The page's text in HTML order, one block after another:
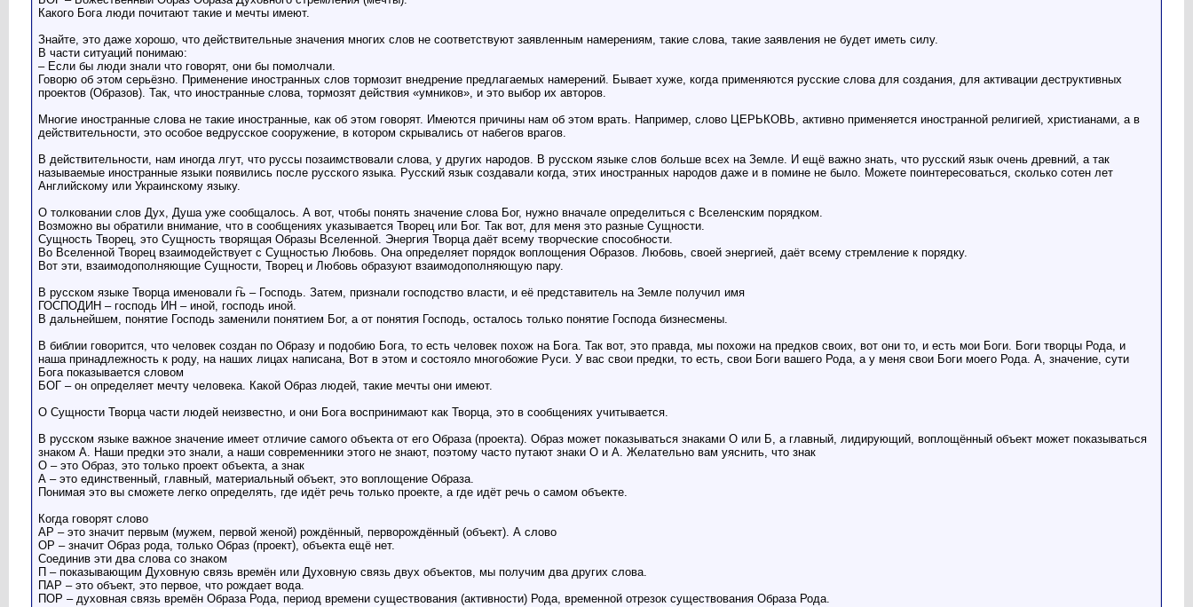
Какого Бога люди почитают такие и мечты имеют.
Знайте, это даже хорошо, что действительные значения многих слов не соответствуют заявленным намерениям, такие слова, такие заявления не будет иметь силу.
В части ситуаций понимаю:
– Если бы люди знали что говорят, они бы помолчали.
Говорю об этом серьёзно. Применение иностранных слов тормозит внедрение предлагаемых намерений. Бывает хуже, когда применяются русские слова для создания, для активации деструктивных
проектов (Образов). Так, что иностранные слова, тормозят действия «умников», и это выбор их авторов.
Многие иностранные слова не такие иностранные, как об этом говорят. Имеются причины нам об этом врать. Например, слово ЦЕРЬКОВЬ, активно применяется иностранной религией, христианами, а в
действительности, это особое ведрусское сооружение, в котором скрывались от набегов врагов.
В действительности, нам иногда лгут, что руссы позаимствовали слова, у других народов. В русском языке слов больше всех на Земле. И ещё важно знать, что русский язык очень древний, а так
называемые иностранные языки появились после русского языка. Русский язык создавали когда, этих иностранных народов даже и в помине не было. Можете поинтересоваться, сколько сотен лет
Английскому или Украинскому языку.
О толковании слов Дух, Душа уже сообщалось. А вот, чтобы понять значение слова Бог, нужно вначале определиться с Вселенским порядком.
Возможно вы обратили внимание, что в сообщениях указывается Творец или Бог. Так вот, для меня это разные Сущности.
Сущность Творец, это Сущность творящая Образы Вселенной. Энергия Творца даёт всему творческие способности.
Во Вселенной Творец взаимодействует с Сущностью Любовь. Она определяет порядок воплощения Образов. Любовь, своей энергией, даёт всему стремление к порядку.
Вот эти, взаимодополняющие Сущности, Творец и Любовь образуют взаимодополняющую пару.
В русском языке Творца именовали г҇ь – Господь. Затем, признали господство власти, и её представитель на Земле получил имя
ГОСПОДИН – господь ИН – иной, господь иной.
В дальнейшем, понятие Господь заменили понятием Бог, а от понятия Господь, осталось только понятие Господа бизнесмены.
В библии говорится, что человек создан по Образу и подобию Бога, то есть человек похож на Бога. Так вот, это правда, мы похожи на предков своих, вот они то, и есть мои Боги. Боги творцы Рода, и
наша принадлежность к роду, на наших лицах написана, Вот в этом и состояло многобожие Руси. У вас свои предки, то есть, свои Боги вашего Рода, а у меня свои Боги моего Рода. А, значение, сути
Бога показывается словом
БОГ – он определяет мечту человека. Какой Образ людей, такие мечты они имеют.
О Сущности Творца части людей неизвестно, и они Бога воспринимают как Творца, это в сообщениях учитывается.
В русском языке важное значение имеет отличие самого объекта от его Образа (проекта). Образ может показываться знаками О или Б, а главный, лидирующий, воплощённый объект может показываться
знаком А. Наши предки это знали, а наши современники этого не знают, поэтому часто путают знаки О и А. Желательно вам уяснить, что знак
О – это Образ, это только проект объекта, а знак
А – это единственный, главный, материальный объект, это воплощение Образа.
Понимая это вы сможете легко определять, где идёт речь только проекте, а где идёт речь о самом объекте.
Когда говорят слово
АР – это значит первым (мужем, первой женой) рождённый, перворождённый (объект). А слово
ОР – значит Образ рода, только Образ (проект), объекта ещё нет.
Соединив эти два слова со знаком
П – показывающим Духовную связь времён или Духовную связь двух объектов, мы получим два других слова.
ПАР – это объект, это первое, что рождает вода.
ПОР – духовная связь времён Образа Рода, период времени существования (активности) Рода, временной отрезок существования Образа Рода.